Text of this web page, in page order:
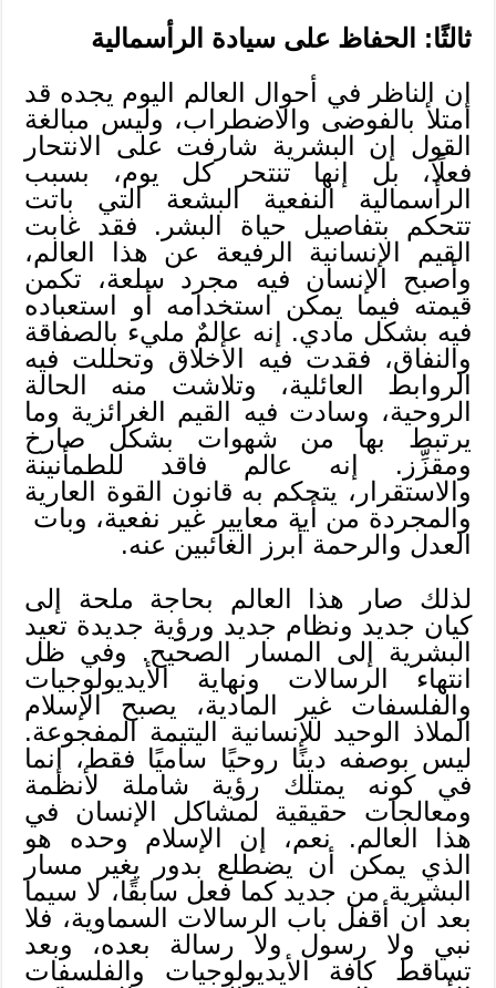
ثالثًا: الحفاظ على سيادة الرأسمالية
إن الناظر في أحوال العالم اليوم يجده قد
امتلأ بالفوضى والاضطراب، وليس مبالغة
القول إن البشرية شارفت على الانتحار
فعلًا، بل إنها تنتحر كل يوم، بسبب
الرأسمالية النفعية البشعة التي باتت
تتحكم بتفاصيل حياة البشر. فقد غابت
القيم الإنسانية الرفيعة عن هذا العالم،
وأصبح الإنسان فيه مجرد سلعة، تكمن
قيمته فيما يمكن استخدامه أو استعباده
فيه بشكل مادي. إنه عالمٌ مليء بالصفاقة
والنفاق، فقدت فيه الأخلاق وتحللت فيه
الروابط العائلية، وتلاشت منه الحالة
الروحية، وسادت فيه القيم الغرائزية وما
يرتبط بها من شهوات بشكل صارخ
ومقزِّز. إنه عالم فاقد للطمأنينة
والاستقرار، يتحكم به قانون القوة العارية
والمجردة من أية معايير غير نفعية، وبات
العدل والرحمة أبرز الغائبين عنه.
لذلك صار هذا العالم بحاجة ملحة إلى
كيان جديد ونظام جديد ورؤية جديدة تعيد
البشرية إلى المسار الصحيح. وفي ظل
انتهاء الرسالات ونهاية الأيديولوجيات
والفلسفات غير المادية، يصبح الإسلام
الملاذ الوحيد للإنسانية اليتيمة المفجوعة.
ليس بوصفه دينًا روحيًا ساميًا فقط، إنما
في كونه يمتلك رؤية شاملة لأنظمة
ومعالجات حقيقية لمشاكل الإنسان في
هذا العالم. نعم، إن الإسلام وحده هو
الذي يمكن أن يضطلع بدور يغير مسار
البشرية من جديد كما فعل سابقًا، لا سيما
بعد أن أقفل باب الرسالات السماوية، فلا
نبي ولا رسول ولا رسالة بعده، وبعد
تساقط كافة الأيديولوجيات والفلسفات